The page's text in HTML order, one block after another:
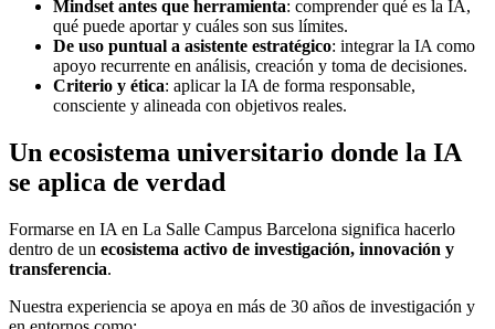
Mindset antes que herramienta: comprender qué es la IA,
qué puede aportar y cuáles son sus límites.
De uso puntual a asistente estratégico: integrar la IA como
apoyo recurrente en análisis, creación y toma de decisiones.
Criterio y ética: aplicar la IA de forma responsable,
consciente y alineada con objetivos reales.
Un ecosistema universitario donde la IA
se aplica de verdad
Formarse en IA en La Salle Campus Barcelona significa hacerlo
dentro de un ecosistema activo de investigación, innovación y
transferencia.
Nuestra experiencia se apoya en más de 30 años de investigación y